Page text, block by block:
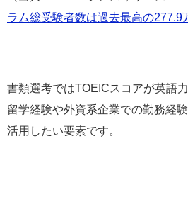
ラム総受験者数は過去最高の277.9
書類選考ではTOEICスコアが英語
留学経験や外資系企業での勤務経
活用したい要素です。